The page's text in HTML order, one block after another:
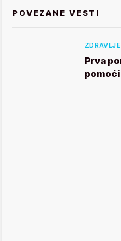
POVEZANE VESTI
Prva